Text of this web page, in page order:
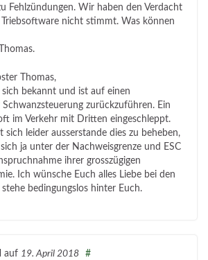
Fehlzündungen. Wir haben den Verdacht
nicht stimmt. Was können
Thomas,
sich bekannt und ist auf einen
Schwanzsteuerung zurückzuführen. Ein
im Verkehr mit Dritten eingeschleppt.
sich leider ausserstande dies zu beheben,
ja unter der Nachweisgrenze und ESC
ihrer grosszügigen
Ich wünsche Euch alles Liebe bei den
bedingungslos hinter Euch.
auf 19. April 2018 #